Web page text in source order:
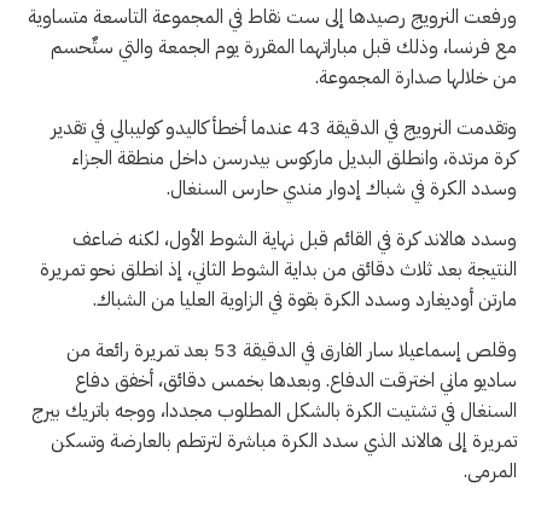
ورفعت النرويج رصيدها إلى ست نقاط في المجموعة التاسعة متساوية
مع فرنسا، وذلك قبل مباراتهما المقررة يوم ‌الجمعة والتي ستٌحسم
من خلالها صدارة المجموعة.
وتقدمت النرويج في الدقيقة 43 عندما أخطأ ‌كاليدو كوليبالي في تقدير
كرة مرتدة، ‌وانطلق البديل ماركوس بيدرسن داخل ‌منطقة الجزاء
وسدد الكرة ‌في شباك إدوار مندي حارس السنغال.
وسدد هالاند كرة في القائم ‌قبل نهاية الشوط الأول، لكنه ⁠ضاعف
النتيجة بعد ثلاث دقائق من بداية الشوط الثاني، إذ انطلق نحو تمريرة
مارتن ⁠أوديغارد ⁠وسدد الكرة بقوة في الزاوية العليا من الشباك.
وقلص إسماعيلا سار الفارق في الدقيقة ⁠53 بعد تمريرة رائعة من
ساديو ماني اخترقت الدفاع. وبعدها بخمس دقائق، أخفق دفاع
السنغال في تشتيت الكرة بالشكل المطلوب مجددا، ووجه باتريك بيرج
تمريرة ‌إلى هالاند الذي سدد الكرة مباشرة لترتطم بالعارضة وتسكن
المرمى.